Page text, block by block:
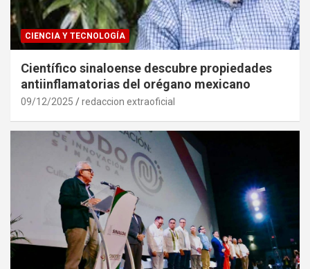
CIENCIA Y TECNOLOGÍA
Científico sinaloense descubre propiedades
antiinflamatorias del orégano mexicano
09/12/2025 redaccion extraoficial